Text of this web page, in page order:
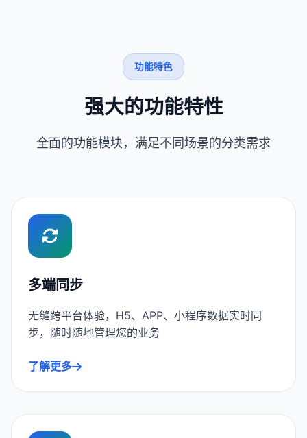
功能特色
强大的功能特性
全面的功能模块，满足不同场景的分类需求
多端同步
无缝跨平台体验，H5、APP、小程序数据实时同
步，随时随地管理您的业务
了解更多